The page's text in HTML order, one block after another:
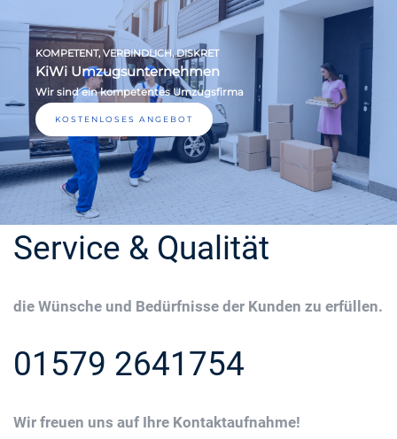
KOMPETENT, VERBINDLICH, DISKRET
KiWi Umzugsunternehmen
Wir sind ein kompetentes Umzugsfirma
KOSTENLOSES ANGEBOT
Service & Qualität
die Wünsche und Bedürfnisse der Kunden zu erfüllen.
01579 2641754
Wir freuen uns auf Ihre Kontaktaufnahme!